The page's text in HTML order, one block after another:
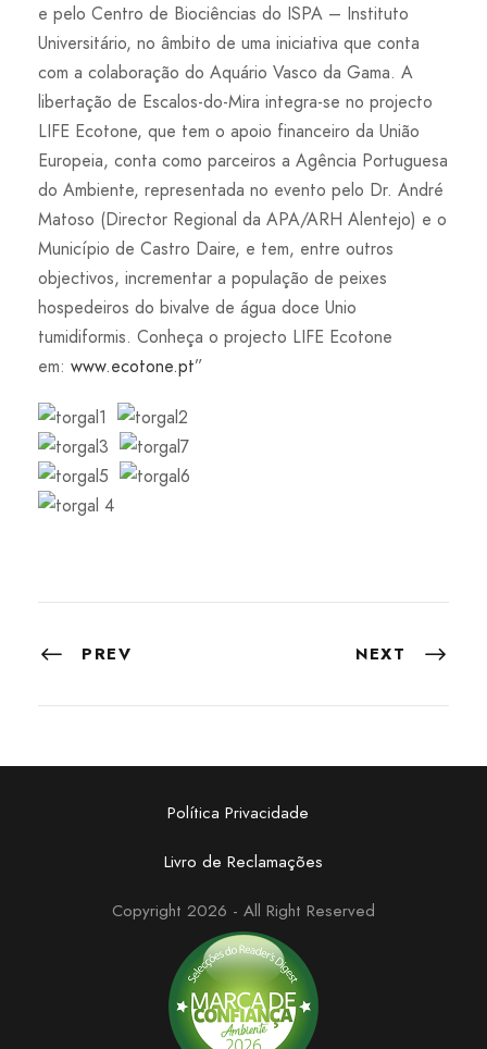
e pelo Centro de Biociências do ISPA – Instituto
Universitário, no âmbito de uma iniciativa que conta
com a colaboração do Aquário Vasco da Gama. A
libertação de Escalos-do-Mira integra-se no projecto
LIFE Ecotone, que tem o apoio financeiro da União
Europeia, conta como parceiros a Agência Portuguesa
do Ambiente, representada no evento pelo Dr. André
Matoso (Director Regional da APA/ARH Alentejo) e o
Município de Castro Daire, e tem, entre outros
objectivos, incrementar a população de peixes
hospedeiros do bivalve de água doce Unio
tumidiformis. Conheça o projecto LIFE Ecotone
em: www.ecotone.pt”
PREV NEXT
Política Privacidade
Livro de Reclamações
Copyright 2026 - All Right Reserved